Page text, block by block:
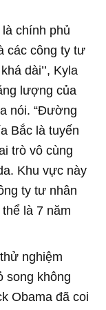
chính phủ
các công ty tư
dài’’, Kyla
lượng của
nói. “Đường
Bắc là tuyến
trò vô cùng
Khu vực này
ty tư nhân
là 7 năm
nghiệm
song không
Obama đã coi